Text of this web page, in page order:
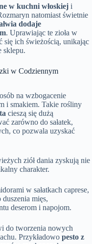
w kuchni włoskiej i
natomiast świetnie
dodaje
. Uprawiając te zioła w
się ich świeżością, unikając
sklepu.
w Codziennym
na wzbogacenie
i smakiem. Takie rośliny
cieszą się dużą
zarówno do sałatek,
co pozwala uzyskać
ziół dania zyskują nie
charakter.
w sałatkach caprese,
mięs,
deserom i napojom.
do tworzenia nowych
Przykładowo pesto z